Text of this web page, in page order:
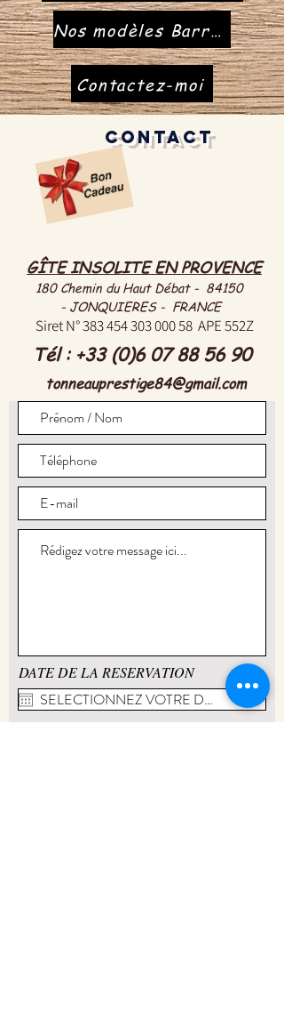
Nos modèles Barrels
Contactez-moi
contact
GÎTE INSOLITE EN PROVENCE
180 Chemin du Haut Débat - 84150
- JONQUIERES - FRANCE
Siret N°383 454 303 000 58 APE 552Z
Tél : +33 (0)6 07 88 56 90
tonneauprestige84@gmail.com
DATE DE LA RESERVATION
NOMBRE DE NUIT